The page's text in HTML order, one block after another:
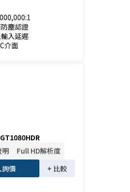
塵認證
入延遲
介面
GT1080HDR
明
Full HD解析度
詢價
+ 比較